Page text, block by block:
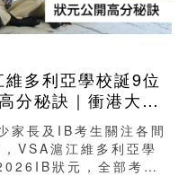
多利亞學校誕9位
分秘訣｜衝港大、
家長及IB考生關注各間
VSA滬江維多利亞學
狀元，全部考獲